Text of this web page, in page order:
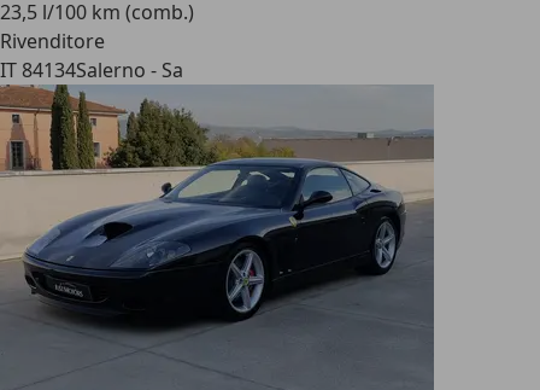
23,5 l/100 km (comb.)
Rivenditore
IT 84134Salerno - Sa